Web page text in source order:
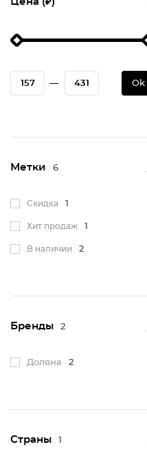
— Ok
Метки 6
Скидка 1
Хит продаж 1
В наличии 2
Бренды 2
Доляна 2
Страны 1